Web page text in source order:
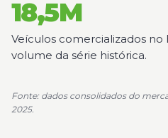
18,5M
Veículos comercializados
volume da série histórica.
Fonte: dados consolidados do
2025.